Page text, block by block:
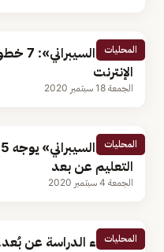
المحليات
الإنترنت
الجمعة 18 سبتمبر 2020
المحليات
التعليم عن بعد
الجمعة 4 سبتمبر 2020
المحليات